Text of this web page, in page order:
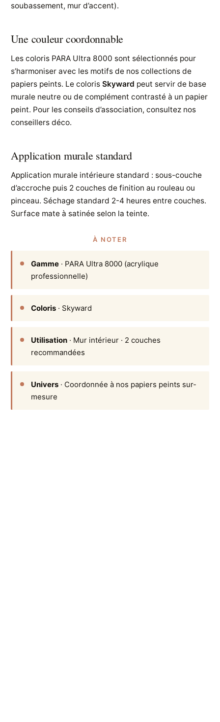
soubassement, mur d’accent).
Une couleur coordonnable
Les coloris PARA Ultra 8000 sont sélectionnés pour
s’harmoniser avec les motifs de nos collections de
papiers peints. Le colorisSkyward peut servir de base
murale neutre ou de complément contrasté à un papier
peint. Pour les conseils d’association, consultez nos
conseillers déco.
Application murale standard
Application murale intérieure standard : sous-couche
d’accroche puis 2 couches de finition au rouleau ou
pinceau. Séchage standard 2-4 heures entre couches.
Surface mate à satinée selon la teinte.
À NOTER
Gamme · PARA Ultra 8000 (acrylique
professionnelle)
Coloris · Skyward
Utilisation · Mur intérieur · 2 couches
recommandées
Univers · Coordonnée à nos papiers peints sur-
mesure